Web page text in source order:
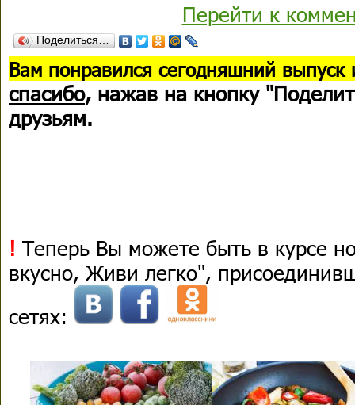
Перейти к
Поделиться…
Вам понравился сегодняшний выпуск
спасибо, нажав на кнопку
друзьям.
! Теперь Вы можете быть в курсе
вкусно, Живи легко",
сетях: